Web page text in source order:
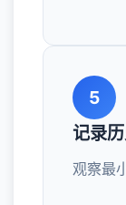
5
记录
观察最